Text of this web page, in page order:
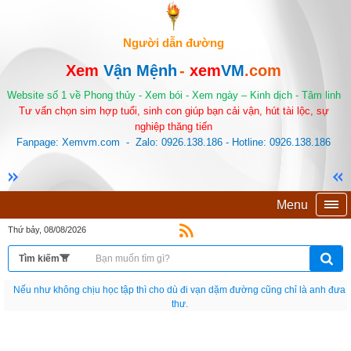
Người dẫn đường
Xem Vận Mệnh- xemVM.com
Website số 1 về Phong thủy - Xem bói - Xem ngày – Kinh dịch - Tâm linh
Tư vấn chọn sim hợp tuổi, sinh con giúp bạn cải vận, hút tài lộc, sự
nghiệp thăng tiến
Fanpage: Xemvm.com - Zalo: 0926.138.186 - Hotline: 0926.138.186
Menu
Thứ bảy, 08/08/2026
Nếu như không chịu học tập thì cho dù đi vạn dặm đường cũng chỉ là anh đưa
thư.